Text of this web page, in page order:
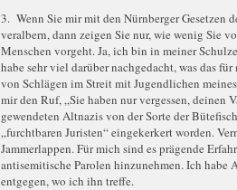
3. Wenn Sie mir mit den Nürnberger Gesetzen
veralbern, dann zeigen Sie nur, wie wenig Sie
Menschen vorgeht. Ja, ich bin in meiner
habe sehr viel darüber nachgedacht, was das
von Schlägen im Streit mit Jugendlichen
mir den Ruf, „Sie haben nur vergessen, deinen
gewendeten Altnazis von der Sorte der
„furchtbaren Juristen“ eingekerkert worden.
Jammerlappen. Für mich sind es prägende
antisemitische Parolen hinzunehmen. Ich habe
entgegen, wo ich ihn treffe.